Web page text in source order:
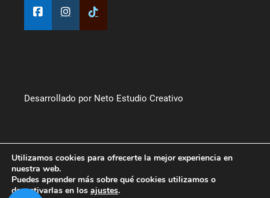
Desarrollado por Neto Estudio Creativo
Utilizamos cookies para ofrecerte la mejor experiencia en
nuestra web.
Puedes aprender más sobre qué cookies utilizamos o
desactivarlas en los ajustes.